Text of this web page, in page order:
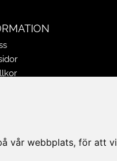
webbplats, för att